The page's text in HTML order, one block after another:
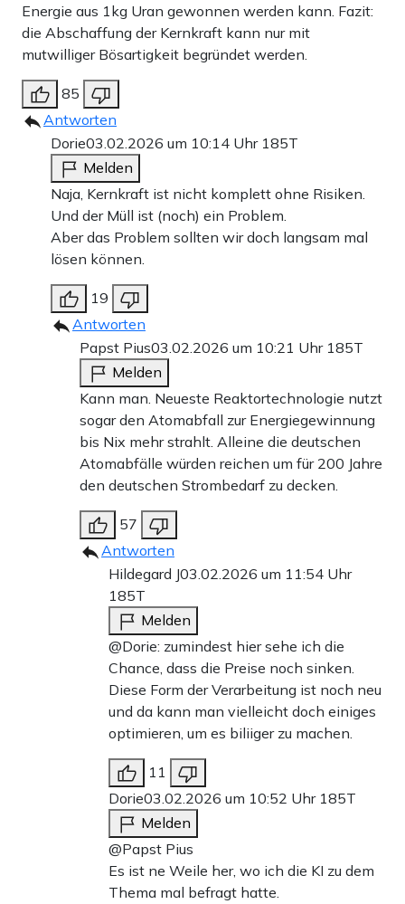
Energie aus 1kg Uran gewonnen werden kann. Fazit:
die Abschaffung der Kernkraft kann nur mit
mutwilliger Bösartigkeit begründet werden.
85
Antworten
Dorie03.02.2026 um 10:14 Uhr 185T
Melden
Naja, Kernkraft ist nicht komplett ohne Risiken.
Und der Müll ist (noch) ein Problem.
Aber das Problem sollten wir doch langsam mal
lösen können.
19
Antworten
Papst Pius03.02.2026 um 10:21 Uhr 185T
Melden
Kann man. Neueste Reaktortechnologie nutzt
sogar den Atomabfall zur Energiegewinnung
bis Nix mehr strahlt. Alleine die deutschen
Atomabfälle würden reichen um für 200 Jahre
den deutschen Strombedarf zu decken.
57
Antworten
Hildegard J03.02.2026 um 11:54 Uhr
185T
Melden
@Dorie: zumindest hier sehe ich die
Chance, dass die Preise noch sinken.
Diese Form der Verarbeitung ist noch neu
und da kann man vielleicht doch einiges
optimieren, um es biliiger zu machen.
11
Dorie03.02.2026 um 10:52 Uhr 185T
Melden
@Papst Pius
Es ist ne Weile her, wo ich die KI zu dem
Thema mal befragt hatte.